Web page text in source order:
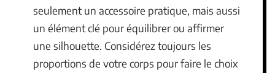
seulement un accessoire pratique, mais aussi
un élément clé pour équilibrer ou affirmer
une silhouette. Considérez toujours les
proportions de votre corps pour faire le choix